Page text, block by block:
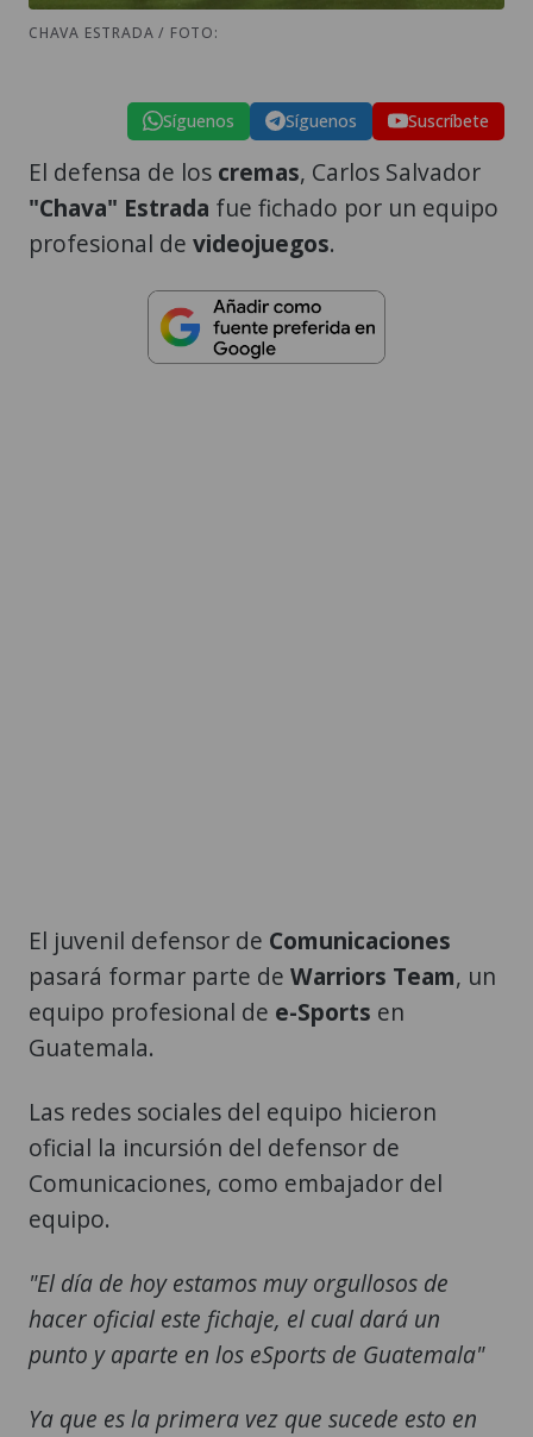
CHAVA ESTRADA / FOTO:
Síguenos Síguenos Suscríbete
El defensa de los cremas, Carlos Salvador
"Chava" Estrada fue fichado por un equipo
profesional de videojuegos.
El juvenil defensor de Comunicaciones
pasará formar parte de Warriors Team, un
equipo profesional de e-Sports en
Guatemala.
Las redes sociales del equipo hicieron
oficial la incursión del defensor de
Comunicaciones, como embajador del
equipo.
"El día de hoy estamos muy orgullosos de
hacer oficial este fichaje, el cual dará un
punto y aparte en los eSports de Guatemala"
Ya que es la primera vez que sucede esto en